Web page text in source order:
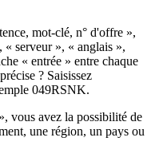
mot-clé, n° d'offre »,
« serveur », « anglais »,
« entrée » entre chaque
? Saisissez
049RSNK.
vous avez la possibilité de
une région, un pays ou